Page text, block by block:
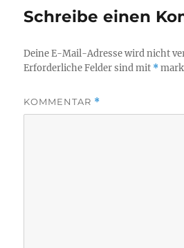
Schreibe einen
Deine E-Mail-Adresse wird nicht
Erforderliche Felder sind mit *
KOMMENTAR *